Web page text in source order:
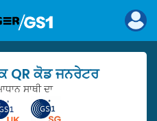
QR ਕੋਡ ਜਨਰੇਟਰ
ਸਾਥੀ ਦਾ